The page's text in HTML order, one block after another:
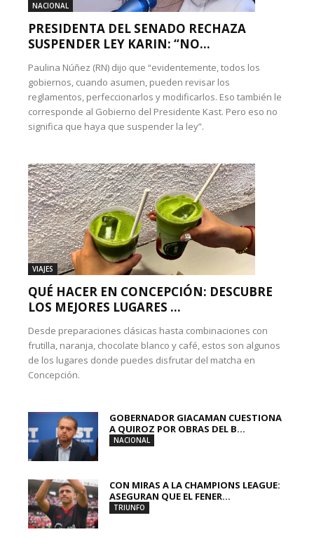
NACIONAL
PRESIDENTA DEL SENADO RECHAZA
SUSPENDER LEY KARIN: “NO...
Paulina Núñez (RN) dijo que “evidentemente, todos los
gobiernos, cuando asumen, pueden revisar los
reglamentos, perfeccionarlos y modificarlos. Eso también le
corresponde al Gobierno del Presidente Kast. Pero eso no
significa que haya que suspender la ley”.
VIAJES
QUÉ HACER EN CONCEPCIÓN: DESCUBRE
LOS MEJORES LUGARES ...
Desde preparaciones clásicas hasta combinaciones con
frutilla, naranja, chocolate blanco y café, estos son algunos
de los lugares donde puedes disfrutar del matcha en
Concepción.
GOBERNADOR GIACAMAN CUESTIONA
A QUIROZ POR OBRAS DEL B...
NACIONAL
CON MIRAS A LA CHAMPIONS LEAGUE:
ASEGURAN QUE EL FENER...
TRIUNFO